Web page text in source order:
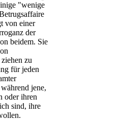
"wenige
von einer
der
beidem. Sie
zu
für jeden
jene,
oder ihren
sind, ihre